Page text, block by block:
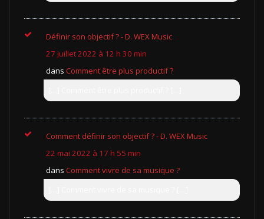
Définir son objectif ? - D. WEX Music
27 juillet 2022 à 12 h 30 min
dans Comment être plus productif ?
Comment définir son objectif ? - D. WEX Music
22 mai 2022 à 17 h 55 min
dans Comment vivre de sa musique ?